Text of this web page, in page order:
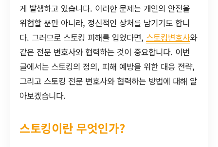
게 발생하고 있습니다. 이러한 문제는 개인의 안전을
위협할 뿐만 아니라, 정신적인 상처를 남기기도 합니
다. 그러므로 스토킹 피해를 입었다면, 스토킹변호사와
같은 전문 변호사와 협력하는 것이 중요합니다. 이번
글에서는 스토킹의 정의, 피해 예방을 위한 대응 전략,
그리고 스토킹 전문 변호사와 협력하는 방법에 대해 알
아보겠습니다.
스토킹이란 무엇인가?